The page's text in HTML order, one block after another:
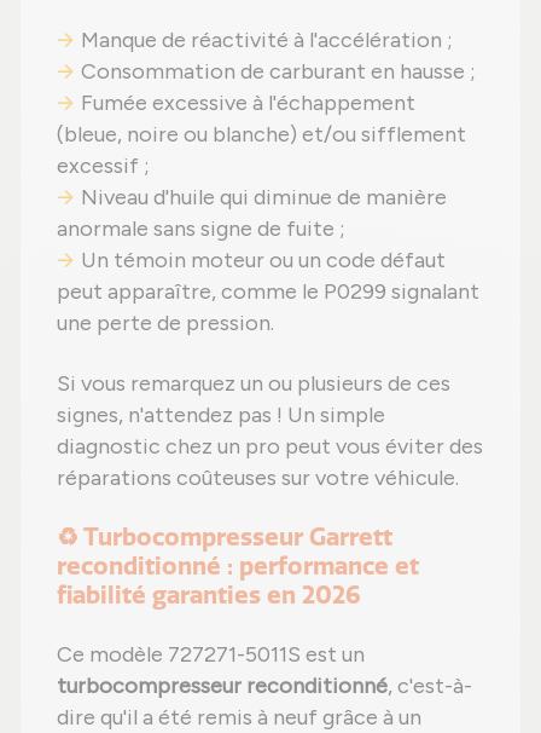
Manque de réactivité à l'accélération ;
Consommation de carburant en hausse ;
Fumée excessive à l'échappement
(bleue, noire ou blanche) et/ou sifflement
excessif ;
Niveau d'huile qui diminue de manière
anormale sans signe de fuite ;
Un témoin moteur ou un code défaut
peut apparaître, comme le P0299 signalant
une perte de pression.
Si vous remarquez un ou plusieurs de ces
signes, n'attendez pas ! Un simple
diagnostic chez un pro peut vous éviter des
réparations coûteuses sur votre véhicule.
♻️ Turbocompresseur Garrett
reconditionné : performance et
fiabilité garanties en 2026
Ce modèle 727271-5011S est un
turbocompresseur reconditionné, c'est-à-
dire qu'il a été remis à neuf grâce à un